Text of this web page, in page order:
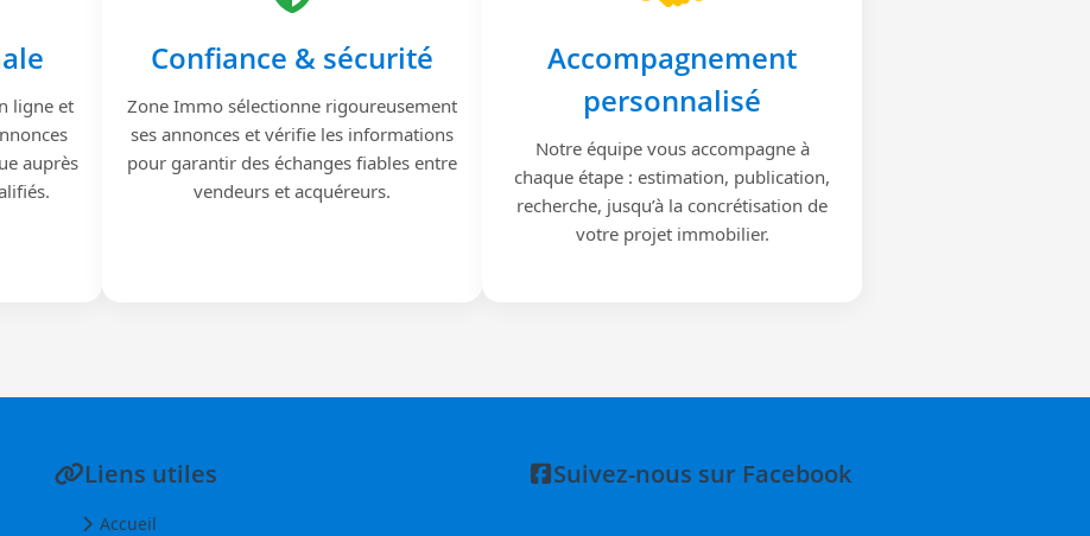
ligne et
auprès
Confiance & sécurité
Zone Immo sélectionne rigoureusement
ses annonces et vérifie les informations
pour garantir des échanges fiables entre
vendeurs et acquéreurs.
Accompagnement
personnalisé
Notre équipe vous accompagne à
chaque étape : estimation, publication,
recherche, jusqu’à la concrétisation de
votre projet immobilier.
Liens utiles
Accueil
Suivez-nous sur Facebook